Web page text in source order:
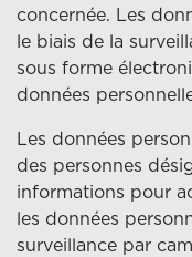
concernée. Les
le biais de la
sous forme
données
Les données
des personnes
informations pour
les données
surveillance par